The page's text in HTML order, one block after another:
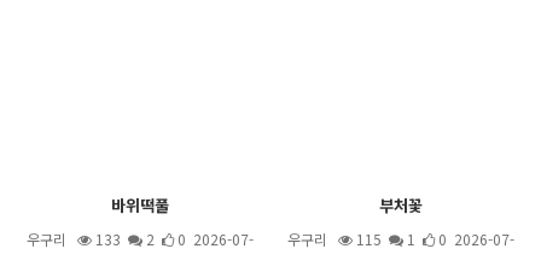
바위떡풀
우구리 133 2
0 2026-07-
부처꽃
우구리 115 1
0 2026-07-